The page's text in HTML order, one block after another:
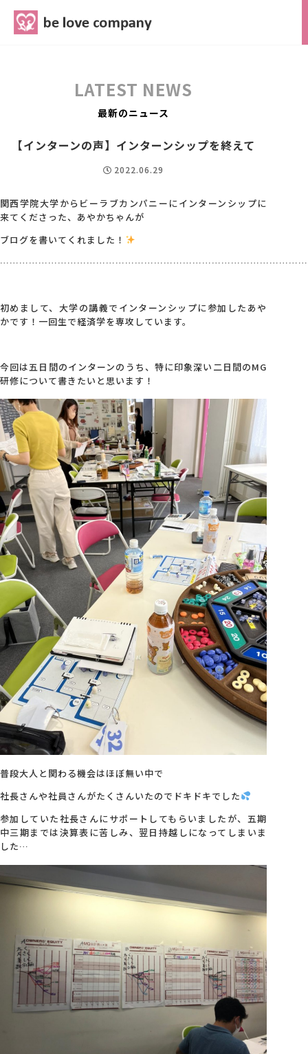
ホーム
サービス
SNS広報
MG研修
スタッフ紹介
最新ブログ
会社概要
アクセス
採用情報
LATEST NEWS
最新のニュース
【インターンの声】インターンシップを終えて
2022.06.29
関西学院大学からビーラブカンパニーにインターンシップに
来てくださった、あやかちゃんが
ブログを書いてくれました！
初めまして、大学の講義でインターンシップに参加したあや
かです！一回生で経済学を専攻しています。
今回は五日間のインターンのうち、特に印象深い二日間のMG
研修について書きたいと思います！
普段大人と関わる機会はほぼ無い中で
社長さんや社員さんがたくさんいたのでドキドキでした
参加していた社長さんにサポートしてもらいましたが、五期
中三期までは決算表に苦しみ、翌日持越しになってしまいま
した…